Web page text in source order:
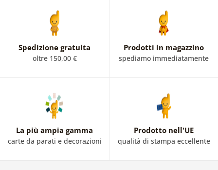
Spedizione gratuita
oltre 150,00 €
Prodotti in magazzino
spediamo immediatamente
La più ampia gamma
carte da parati e decorazioni
Prodotto nell'UE
qualità di stampa eccellente